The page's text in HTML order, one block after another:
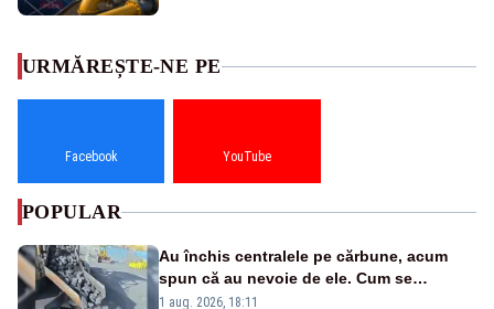
URMĂREȘTE-NE PE
Facebook YouTube
POPULAR
Au închis centralele pe cărbune, acum
spun că au nevoie de ele. Cum se
pasează vina în plină criză energetică
1 aug. 2026, 18:11